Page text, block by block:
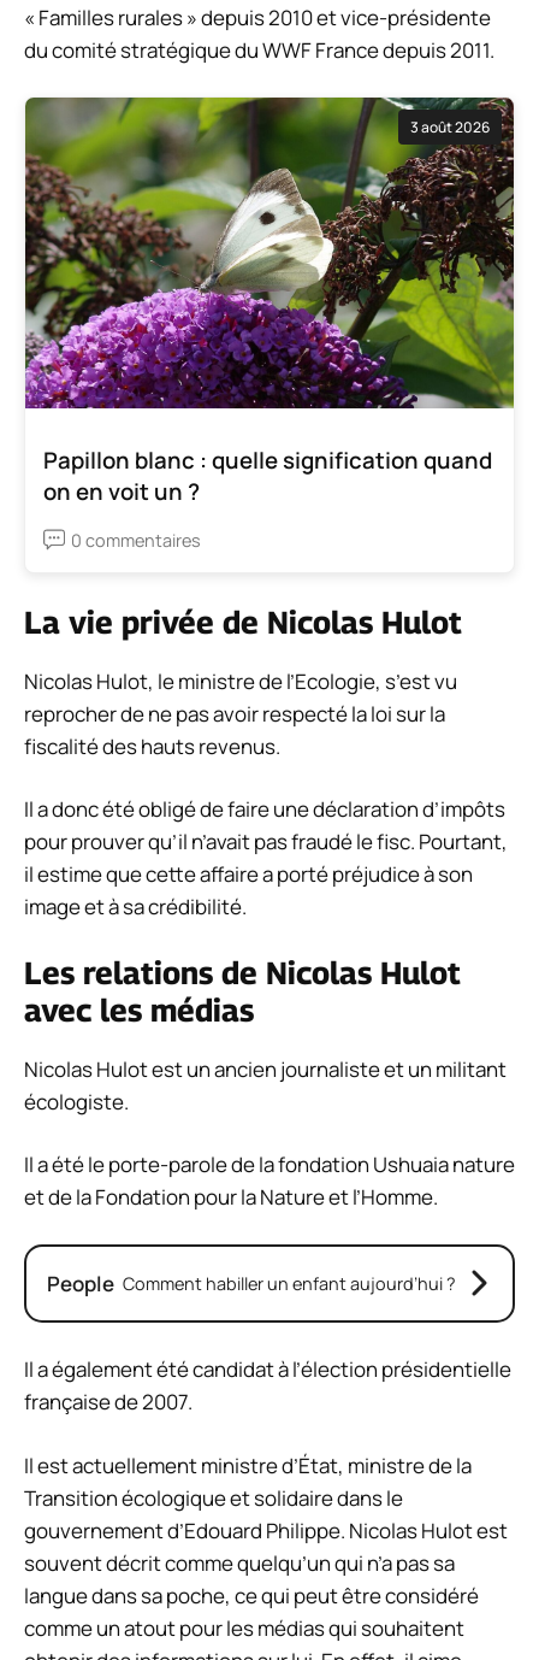
« Familles rurales » depuis 2010 et vice-présidente
du comité stratégique du WWF France depuis 2011.
3 août 2026
Papillon blanc : quelle signification quand
on en voit un ?
0 commentaires
La vie privée de Nicolas Hulot
Nicolas Hulot, le ministre de l’Ecologie, s’est vu
reprocher de ne pas avoir respecté la loi sur la
fiscalité des hauts revenus.
Il a donc été obligé de faire une déclaration d’impôts
pour prouver qu’il n’avait pas fraudé le fisc. Pourtant,
il estime que cette affaire a porté préjudice à son
image et à sa crédibilité.
Les relations de Nicolas Hulot
avec les médias
Nicolas Hulot est un ancien journaliste et un militant
écologiste.
Il a été le porte-parole de la fondation Ushuaia nature
et de la Fondation pour la Nature et l’Homme.
People Comment habiller un enfant aujourd’hui ?
Il a également été candidat à l’élection présidentielle
française de 2007.
Il est actuellement ministre d’État, ministre de la
Transition écologique et solidaire dans le
gouvernement d’Edouard Philippe. Nicolas Hulot est
souvent décrit comme quelqu’un qui n’a pas sa
langue dans sa poche, ce qui peut être considéré
comme un atout pour les médias qui souhaitent